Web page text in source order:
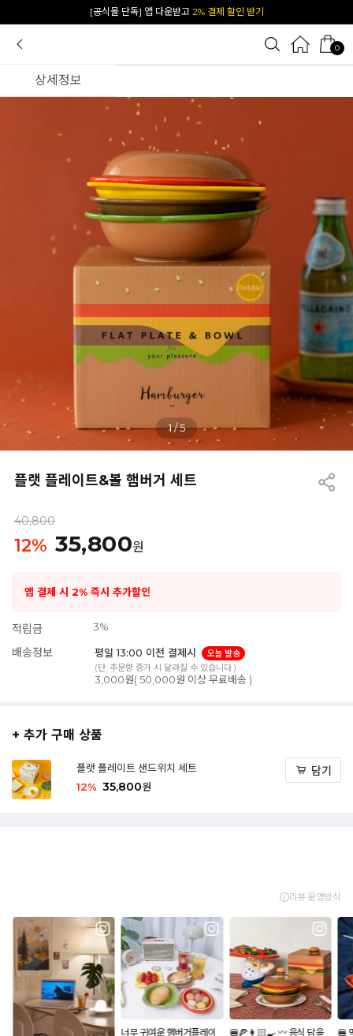
카카오 플친 추가하면1천원 즉시 할인 쿠폰
0
상세정보
1/5
플랫 플레이트&볼 햄버거 세트
40,800
12% 35,800원
앱 결제 시 2% 즉시 추가할인
적립금 3%
배송정보 평일 13:00 이전 결제시
오늘 발송
(단, 주문량 증가 시 달라질 수 있습니다.)
3,000원( 50,000원 이상 무료배송 )
+ 추가 구매 상품
플랫 플레이트 샌드위치 세트
12% 35,800원
담기